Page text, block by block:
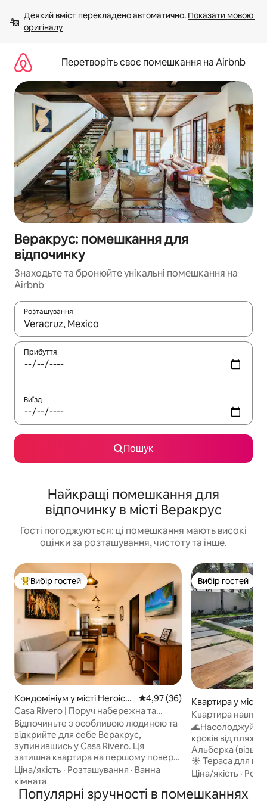
вмісту
Деякий вміст перекладено автоматично. Показати мовою
оригіналу
Перетворіть своє помешкання на Airbnb
Веракрус: помешкання для
відпочинку
Знаходьте та бронюйте унікальні помешкання на
Airbnb
Розташування
Отримавши результати пошуку, використовуйте для
Прибуття
Виїзд
Пошук
Найкращі помешкання для
відпочинку в місті Веракрус
Гості погоджуються: ці помешкання мають високі
оцінки за розташування, чистоту та інше.
Топ вибір гостей
Вибір гостей
Кондомініум у місті Heroica
Veracruz
Середня оцінка: 4,97 з 5,
4,97 (36)
Casa Rivero | Поруч набережна та
акваріум
Відпочиньте з особливою людиною та
відкрийте для себе Веракрус,
зупинившись у Casa Rivero. Ця
затишна квартира на першому поверсі
ідеально підходить для пар, які
шукають комфорт, приватність і
відмінне розташування. Відпочиньте в
Ціна/якість · Розташування · Ванна
кімната
Вибір гостей
Вибір гостей
Квартира у місті
o
Квартира
Басейн/WTC/
кроків від пляжу🌴 БУДИНОК:
Альберка
☀️ Тераса для
повітрі 🥩 Гриль
🛗 Ліфт 📍Поруч
Ціна/якість ·
Популярні зручності в помешканнях